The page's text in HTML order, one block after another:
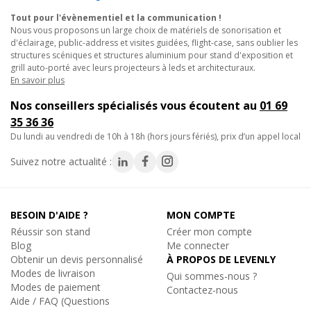
Tout pour l'évènementiel et la communication !
Nous vous proposons un large choix de matériels de sonorisation et
d'éclairage, public-address et visites guidées, flight-case, sans oublier les
structures scéniques et structures aluminium pour stand d'exposition et
grill auto-porté avec leurs projecteurs à leds et architecturaux.
En savoir plus
Nos conseillers spécialisés vous écoutent au 01 69
35 36 36
du lundi au vendredi de 10h à 18h (hors jours fériés), prix d’un appel local
Suivez notre actualité :
BESOIN D'AIDE ?
Réussir son stand
Blog
Obtenir un devis personnalisé
Modes de livraison
Modes de paiement
Aide / FAQ (Questions
MON COMPTE
Créer mon compte
Me connecter
À PROPOS DE LEVENLY
Qui sommes-nous ?
Contactez-nous